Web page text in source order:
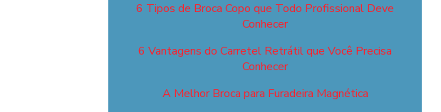
6 Tipos de Broca Copo que Todo Profissional Deve
Conhecer
6 Vantagens do Carretel Retrátil que Você Precisa
Conhecer
A Melhor Broca para Furadeira Magnética